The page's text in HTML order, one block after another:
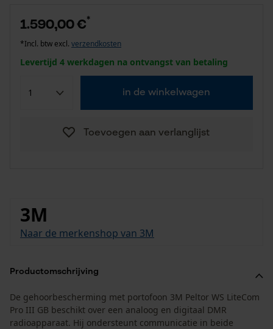
1.590,00 €*
*Incl. btw excl. verzendkosten
Levertijd 4 werkdagen na ontvangst van betaling
in de winkelwagen
Toevoegen aan verlanglijst
3M
Naar de merkenshop van 3M
Productomschrijving
De gehoorbescherming met portofoon 3M Peltor WS LiteCom
Pro III GB beschikt over een analoog en digitaal DMR
radioapparaat. Hij ondersteunt communicatie in beide